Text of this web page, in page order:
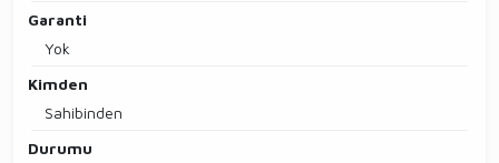
Garanti
Yok
Kimden
Sahibinden
Durumu